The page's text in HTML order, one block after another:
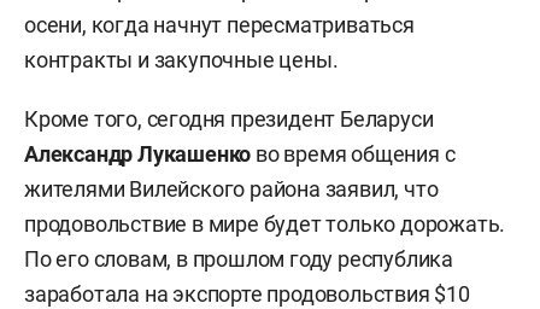
осени, когда начнут пересматриваться
контракты и закупочные цены.
Кроме того, сегодня президент Беларуси
Александр Лукашенко во время общения с
жителями Вилейского района заявил, что
продовольствие в мире будет только дорожать.
По его словам, в прошлом году республика
заработала на экспорте продовольствия $10